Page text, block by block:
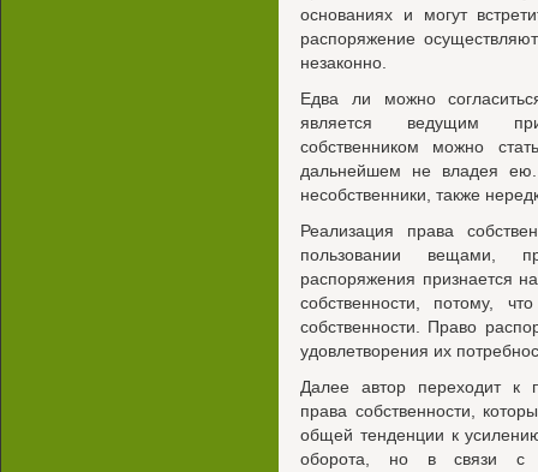
основаниях и могут
распоряжение
незаконно.
Едва ли можно
является ведущим
собственником можно
дальнейшем не владея
несобственники, также
Реализация права
пользовании вещами,
распоряжения признается
собственности, потому,
собственности. Право
удовлетворения их
Далее автор переходит к
права собственности,
общей тенденции к
оборота, но в связи с